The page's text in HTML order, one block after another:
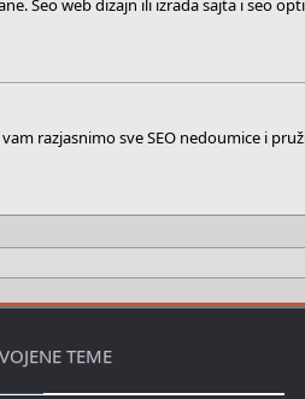
Seo web dizajn ili izrada sajta i seo
razjasnimo sve SEO nedoumice i
TEME